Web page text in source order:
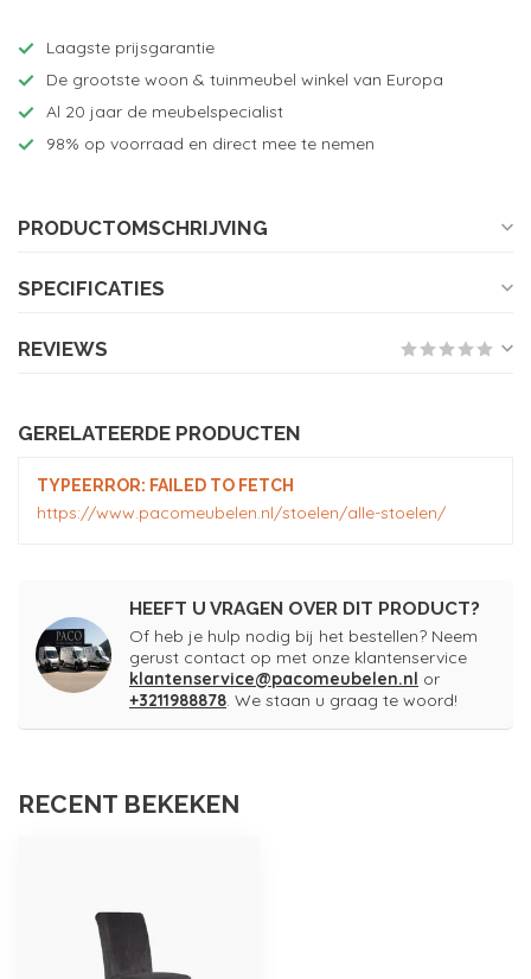
Laagste prijsgarantie
De grootste woon & tuinmeubel winkel van Europa
Al 20 jaar de meubelspecialist
98% op voorraad en direct mee te nemen
PRODUCTOMSCHRIJVING
SPECIFICATIES
REVIEWS
GERELATEERDE PRODUCTEN
TYPEERROR: FAILED TO FETCH
https://www.pacomeubelen.nl/stoelen/alle-stoelen/
HEEFT U VRAGEN OVER DIT PRODUCT?
Of heb je hulp nodig bij het bestellen? Neem
gerust contact op met onze klantenservice
klantenservice@pacomeubelen.nl or
+3211988878. We staan u graag te woord!
RECENT BEKEKEN